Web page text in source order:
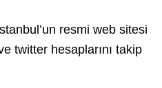
resmi web sitesi
twitter hesaplarını takip